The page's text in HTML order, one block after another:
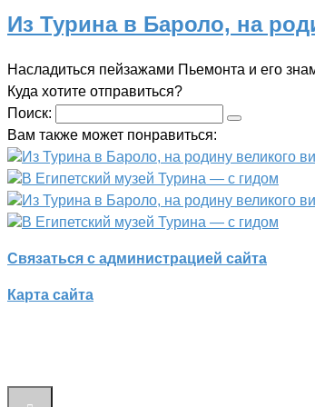
Из Турина в Бароло, на
Насладиться пейзажами Пьемонта и его
Куда хотите отправиться?
Поиск:
Вам также может понравиться:
Из Турина в Бароло, на родину великого
В Египетский музей Турина — с гидом
Из Турина в Бароло, на родину великого
В Египетский музей Турина — с гидом
Связаться с администрацией сайта
Карта сайта